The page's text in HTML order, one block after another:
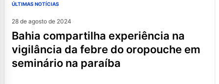
ÚLTIMAS NOTÍCIAS
28 de agosto de 2024
bahia compartilha experiência na
vigilância da febre do oropouche em
seminário na paraíba